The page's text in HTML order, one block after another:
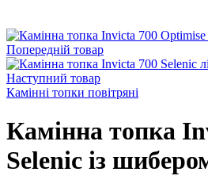
Попередній товар
Наступний товар
Камінні топки повітряні
Камінна топка
Selenic із